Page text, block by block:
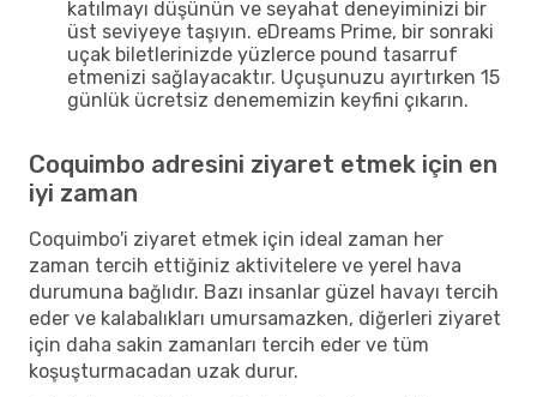
katılmayı düşünün ve seyahat deneyiminizi bir
üst seviyeye taşıyın. eDreams Prime, bir sonraki
uçak biletlerinizde yüzlerce pound tasarruf
etmenizi sağlayacaktır. Uçuşunuzu ayırtırken 15
günlük ücretsiz denememizin keyfini çıkarın.
Coquimbo adresini ziyaret etmek için en
iyi zaman
Coquimbo'i ziyaret etmek için ideal zaman her
zaman tercih ettiğiniz aktivitelere ve yerel hava
durumuna bağlıdır. Bazı insanlar güzel havayı tercih
eder ve kalabalıkları umursamazken, diğerleri ziyaret
için daha sakin zamanları tercih eder ve tüm
koşuşturmacadan uzak durur.